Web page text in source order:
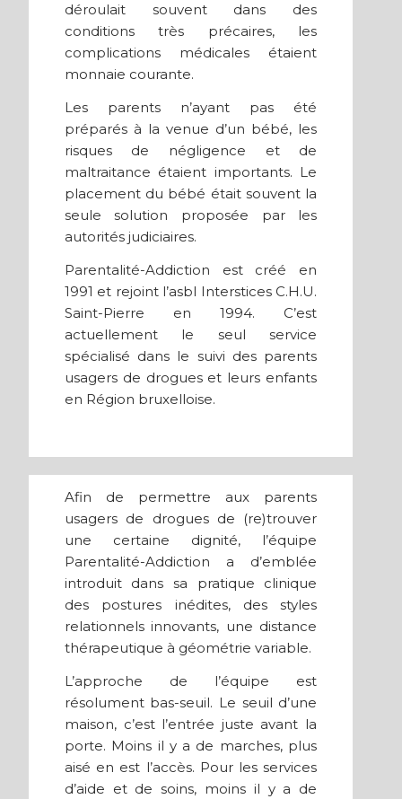
déroulait souvent dans des
conditions très précaires, les
complications médicales étaient
monnaie courante.
Les parents n’ayant pas été
préparés à la venue d’un bébé, les
risques de négligence et de
maltraitance étaient importants. Le
placement du bébé était souvent la
seule solution proposée par les
autorités judiciaires.
Parentalité-Addiction est créé en
1991 et rejoint l’asbl Interstices C.H.U.
Saint-Pierre en 1994. C’est
actuellement le seul service
spécialisé dans le suivi des parents
usagers de drogues et leurs enfants
en Région bruxelloise.
Afin de permettre aux parents
usagers de drogues de (re)trouver
une certaine dignité, l’équipe
Parentalité-Addiction a d’emblée
introduit dans sa pratique clinique
des postures inédites, des styles
relationnels innovants, une distance
thérapeutique à géométrie variable.
L’approche de l’équipe est
résolument bas-seuil. Le seuil d’une
maison, c’est l’entrée juste avant la
porte. Moins il y a de marches, plus
aisé en est l’accès. Pour les services
d’aide et de soins, moins il y a de